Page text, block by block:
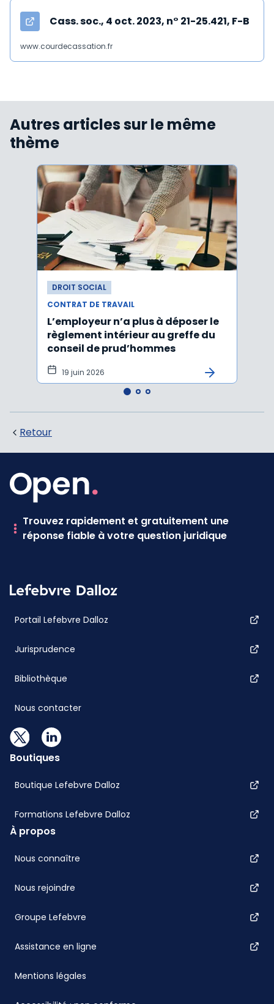
Cass. soc., 4 oct. 2023, n° 21-25.421, F-B
www.courdecassation.fr
Autres articles sur le même
thème
DROIT SOCIAL
CONTRAT DE TRAVAIL
L’employeur n’a plus à déposer le
règlement intérieur au greffe du
conseil de prud’hommes
19 juin 2026
Retour
Trouvez rapidement et gratuitement une
réponse fiable à votre question juridique
Portail Lefebvre Dalloz
Jurisprudence
Bibliothèque
Nous contacter
Boutiques
Boutique Lefebvre Dalloz
Formations Lefebvre Dalloz
À propos
Nous connaître
Nous rejoindre
Groupe Lefebvre
Assistance en ligne
Mentions légales